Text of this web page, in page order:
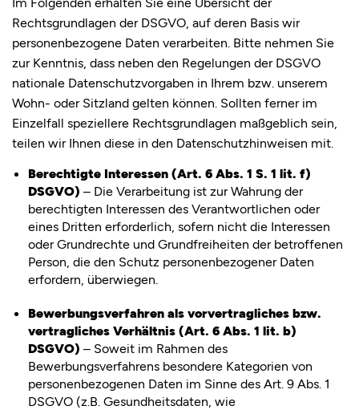
Rechtsgrundlagen der DSGVO, auf deren Basis wir
personenbezogene Daten verarbeiten. Bitte nehmen Sie
zur Kenntnis, dass neben den Regelungen der DSGVO
nationale Datenschutzvorgaben in Ihrem bzw. unserem
Wohn- oder Sitzland gelten können. Sollten ferner im
Einzelfall speziellere Rechtsgrundlagen maßgeblich sein,
teilen wir Ihnen diese in den Datenschutzhinweisen mit.
Berechtigte Interessen (Art. 6 Abs. 1 S. 1 lit. f)
DSGVO) – Die Verarbeitung ist zur Wahrung der
berechtigten Interessen des Verantwortlichen oder
eines Dritten erforderlich, sofern nicht die Interessen
oder Grundrechte und Grundfreiheiten der betroffenen
Person, die den Schutz personenbezogener Daten
erfordern, überwiegen.
Bewerbungsverfahren als vorvertragliches bzw.
vertragliches Verhältnis (Art. 6 Abs. 1 lit. b)
DSGVO) – Soweit im Rahmen des
Bewerbungsverfahrens besondere Kategorien von
personenbezogenen Daten im Sinne des Art. 9 Abs. 1
DSGVO (z.B. Gesundheitsdaten, wie